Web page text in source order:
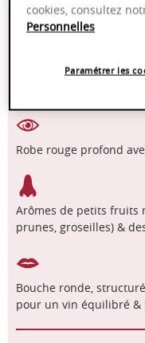
14 - 16 °C
Robe rouge profond
Arômes de petits fruits
prunes, groseilles) &
Bouche ronde,
pour un vin équilibré &
cookies, consultez
Personnelles
Paramétrer les